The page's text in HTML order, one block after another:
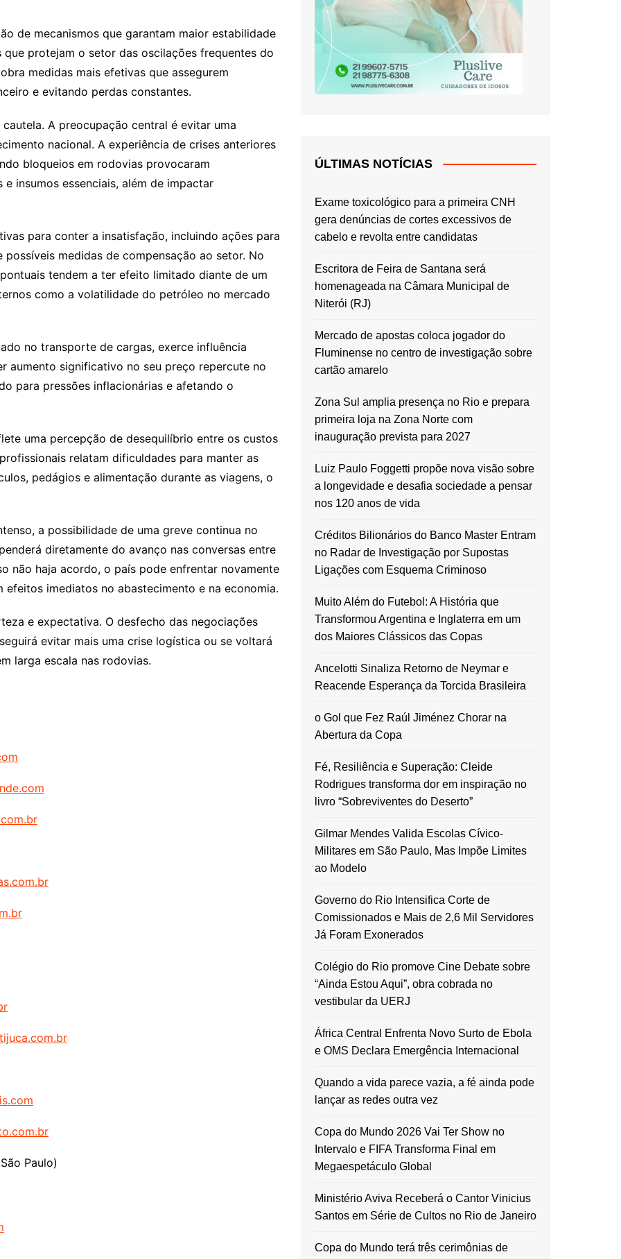
de mecanismos que garantam maior estabilidade
protejam o setor das oscilações frequentes do
medidas mais efetivas que assegurem
e evitando perdas constantes.
A preocupação central é evitar uma
nacional. A experiência de crises anteriores
bloqueios em rodovias provocaram
insumos essenciais, além de impactar
para conter a insatisfação, incluindo ações para
medidas de compensação ao setor. No
tendem a ter efeito limitado diante de um
como a volatilidade do petróleo no mercado
no transporte de cargas, exerce influência
aumento significativo no seu preço repercute no
para pressões inflacionárias e afetando o
uma percepção de desequilíbrio entre os custos
relatam dificuldades para manter as
pedágios e alimentação durante as viagens, o
a possibilidade de uma greve continua no
diretamente do avanço nas conversas entre
não haja acordo, o país pode enfrentar novamente
imediatos no abastecimento e na economia.
e expectativa. O desfecho das negociações
evitar mais uma crise logística ou se voltará
larga escala nas rodovias.
Paulo)
ÚLTIMAS NOTÍCIAS
Exame toxicológico para a primeira CNH
gera denúncias de cortes excessivos de
cabelo e revolta entre candidatas
Escritora de Feira de Santana será
homenageada na Câmara Municipal de
Niterói (RJ)
Mercado de apostas coloca jogador do
Fluminense no centro de investigação sobre
cartão amarelo
Zona Sul amplia presença no Rio e prepara
primeira loja na Zona Norte com
inauguração prevista para 2027
Luiz Paulo Foggetti propõe nova visão sobre
a longevidade e desafia sociedade a pensar
nos 120 anos de vida
Créditos Bilionários do Banco Master Entram
no Radar de Investigação por Supostas
Ligações com Esquema Criminoso
Muito Além do Futebol: A História que
Transformou Argentina e Inglaterra em um
dos Maiores Clássicos das Copas
Ancelotti Sinaliza Retorno de Neymar e
Reacende Esperança da Torcida Brasileira
o Gol que Fez Raúl Jiménez Chorar na
Abertura da Copa
Fé, Resiliência e Superação: Cleide
Rodrigues transforma dor em inspiração no
livro “Sobreviventes do Deserto”
Gilmar Mendes Valida Escolas Cívico-
Militares em São Paulo, Mas Impõe Limites
ao Modelo
Governo do Rio Intensifica Corte de
Comissionados e Mais de 2,6 Mil Servidores
Já Foram Exonerados
Colégio do Rio promove Cine Debate sobre
“Ainda Estou Aqui”, obra cobrada no
vestibular da UERJ
África Central Enfrenta Novo Surto de Ebola
e OMS Declara Emergência Internacional
Quando a vida parece vazia, a fé ainda pode
lançar as redes outra vez
Copa do Mundo 2026 Vai Ter Show no
Intervalo e FIFA Transforma Final em
Megaespetáculo Global
Ministério Aviva Receberá o Cantor Vinicius
Santos em Série de Cultos no Rio de Janeiro
Copa do Mundo terá três cerimônias de